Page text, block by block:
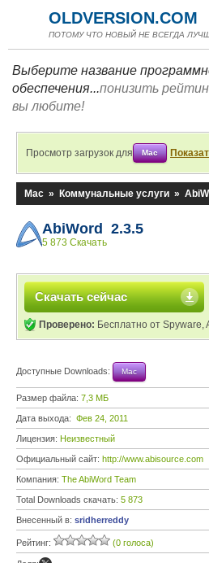
OLDVERSION.COM
ПОТОМУ ЧТО НОВЫЙ НЕ ВСЕГДА
Выберите название
обеспечения...понизить
вы любите!
Просмотр загрузок для Mac
Mac » Коммунальные услуги »
AbiWord 2.3.5
5 873 Скачать
Скачать сейчас
Проверено: Бесплатно от Spyware,
Доступные Downloads: Mac
Размер файла: 7,3 МБ
Дата выхода: Фев 24, 2011
Лицензия: Неизвестный
Официальный сайт: http://www.abisource.com
Компания: The AbiWord Team
Total Downloads скачать: 5 873
Внесенный в: sridherreddy
Рейтинг: (0 голоса)